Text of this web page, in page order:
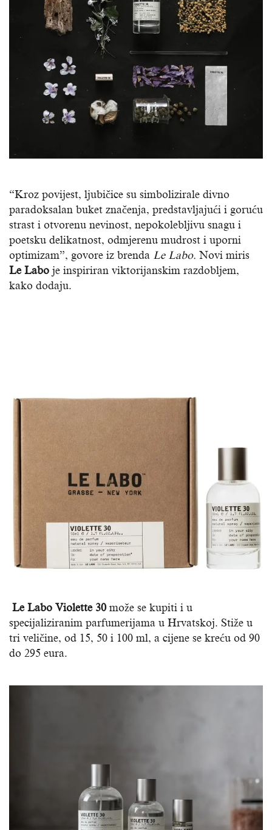
“Kroz povijest, ljubičice su simbolizirale divno
paradoksalan buket značenja, predstavljajući i goruću
strast i otvorenu nevinost, nepokolebljivu snagu i
poetsku delikatnost, odmjerenu mudrost i uporni
optimizam”, govore iz brenda Le Labo. Novi miris
Le Labo je inspiriran viktorijanskim razdobljem,
kako dodaju.
Le Labo Violette 30može se kupiti i u
specijaliziranim parfumerijama u Hrvatskoj. Stiže u
tri veličine, od 15, 50 i 100 ml, a cijene se kreću od 90
do 295 eura.